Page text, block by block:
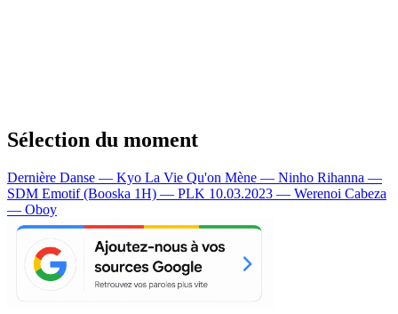
Sélection du moment
Dernière Danse — Kyo La Vie Qu'on Mène — Ninho Rihanna —
SDM Emotif (Booska 1H) — PLK 10.03.2023 — Werenoi Cabeza
— Oboy